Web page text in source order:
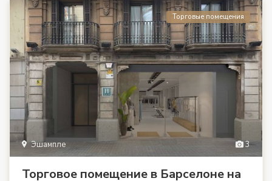
3
Эшампле
Торговые помещения
Торговое помещение в Барселоне на